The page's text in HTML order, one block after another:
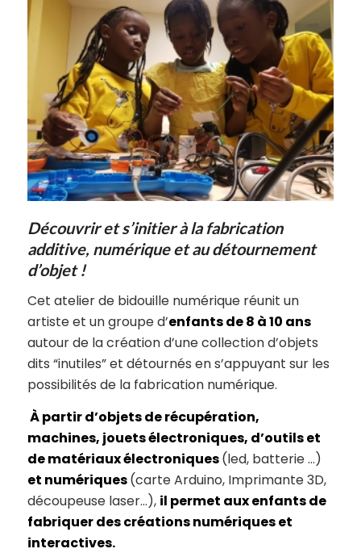
Découvrir et s’initier à la fabrication
additive, numérique et au détournement
d’objet !
Cet atelier de bidouille numérique réunit un
artiste et un groupe d’enfants de 8 à 10 ans
autour de la création d’une collection d’objets
dits “inutiles” et détournés en s’appuyant sur les
possibilités de la fabrication numérique.
À partir d’objets de récupération,
machines, jouets électroniques, d’outils et
de matériaux électroniques(led, batterie …)
et numériques(carte Arduino, Imprimante 3D,
découpeuse laser…), il permet aux enfants de
fabriquer des créations numériques et
interactives.